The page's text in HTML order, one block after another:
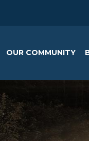
OUR COMMUNITY